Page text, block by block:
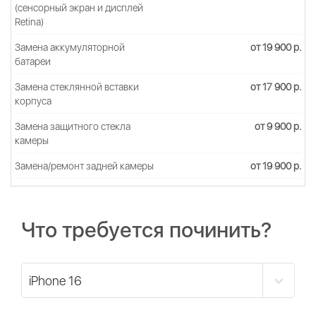
(сенсорный экран и дисплей
Retina)
Замена аккумуляторной
батареи
от 19 900 р.
Замена стеклянной вставки
корпуса
от 17 900 р.
Замена защитного стекла
камеры
от 9 900 р.
Замена/ремонт задней камеры от 19 900 р.
Что требуется починить?